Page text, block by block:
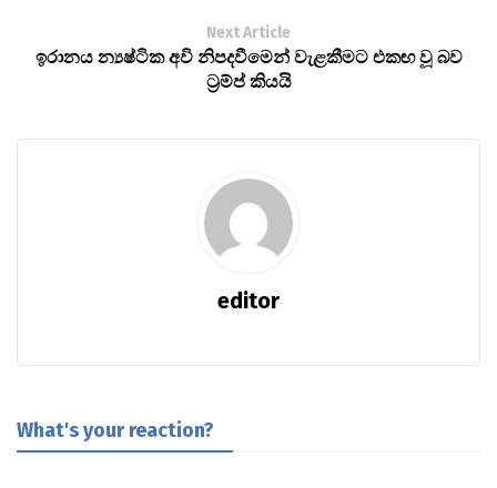
Next Article
ඉරානය න්‍යෂ්ටික අවි නිපදවීමෙන් වැළකීමට එකඟ වූ බව
ට්‍රම්ප් කියයි
editor
What's your reaction?